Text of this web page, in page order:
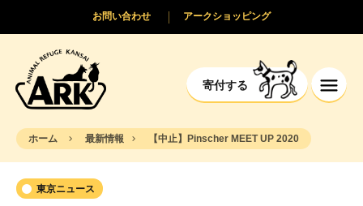
寄付する
アークショッピング
お問い合わせ
ホーム 最新情報 【中止】Pinscher MEET UP 2020
東京ニュース